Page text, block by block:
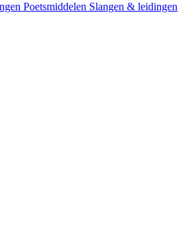
Poetsmiddelen Slangen & leidingen